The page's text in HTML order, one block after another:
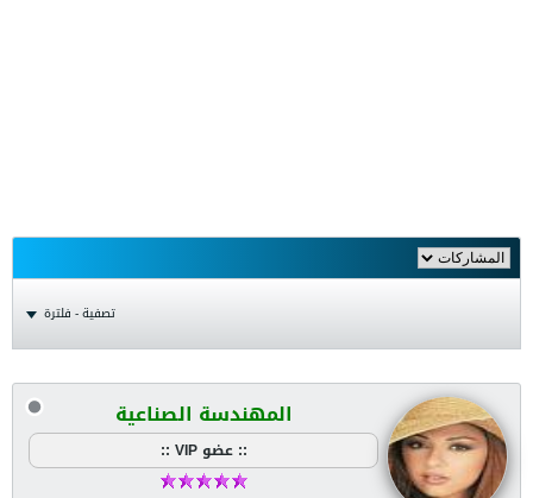
تصفية - فلترة
المهندسة الصناعية
:: عضو VIP ::